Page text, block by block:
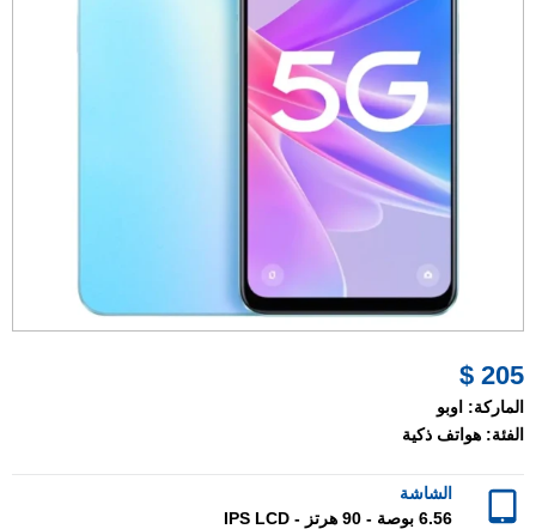
205 $
الماركة: اوبو
الفئة: هواتف ذكية
الشاشة
6.56 بوصة - 90 هرتز - IPS LCD